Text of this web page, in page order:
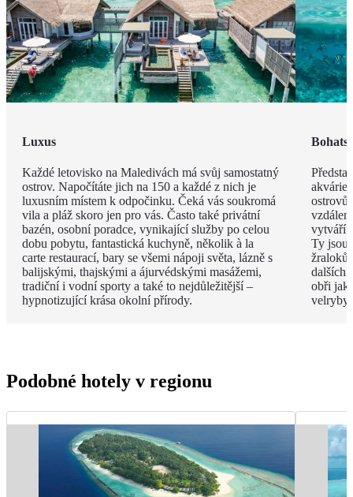
Luxus
Každé letovisko na Maledivách má svůj samostatný
ostrov. Napočítáte jich na 150 a každé z nich je
luxusním místem k odpočinku. Čeká vás soukromá
vila a pláž skoro jen pro vás. Často také privátní
bazén, osobní poradce, vynikající služby po celou
dobu pobytu, fantastická kuchyně, několik à la
carte restaurací, bary se všemi nápoji světa, lázně s
balijskými, thajskými a ájurvédskými masážemi,
tradiční i vodní sporty a také to nejdůležitější –
hypnotizující krása okolní přírody.
ostrovů
vytváří
Ty jsou
dalších
obři
velryby.
Podobné hotely v regionu